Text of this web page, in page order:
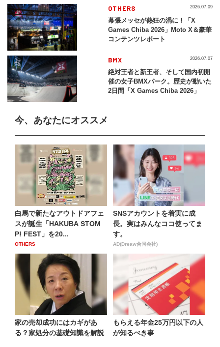
2026」
OTHERS
幕張メッセが熱狂の渦に！「X
Games Chiba 2026」Moto X＆豪華
コンテンツレポート
2026.07.09
BMX
絶対王者と新王者、そして国内初開
催の女子BMXパーク。歴史が動いた
2日間「X Games Chiba 2026」
2026.07.07
今、あなたにオススメ
白馬で新たなアウトドアフェ
スが誕生「HAKUBA STOM
P! FEST」を20...
OTHERS
SNSアカウントを着実に成
長。実はみんなココ使ってま
す。
AD(Dreaw合同会社)
家の売却成功にはカギがあ
る？家処分の基礎知識を解説
もらえる年金25万円以下の人
が知るべき事